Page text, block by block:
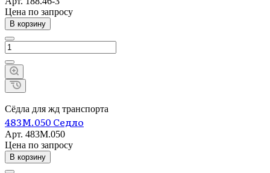
Цена по запросу
В корзину
Сёдла для жд транспорта
483М.050 Седло
Арт. 483М.050
Цена по запросу
В корзину